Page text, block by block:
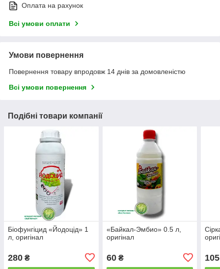
Оплата на рахунок
Всі умови оплати
Умови повернення
Повернення товару впродовж 14 днів за домовленістю
Всі умови повернення
Подібні товари компанії
Біофунгіцид «Йодоцід» 1
л, оригінал
280 ₴
«Байкал-Эмбио» 0.5 л,
оригінал
60₴ 105